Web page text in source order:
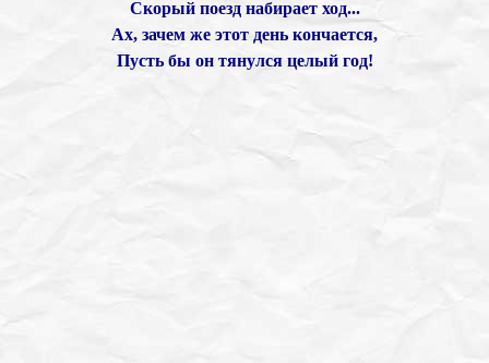
Скорый поезд набирает ход...
Ах, зачем же этот день кончается,
Пусть бы он тянулся целый год!